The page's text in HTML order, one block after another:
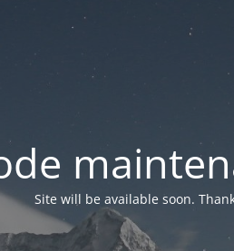
Site will be available soon.